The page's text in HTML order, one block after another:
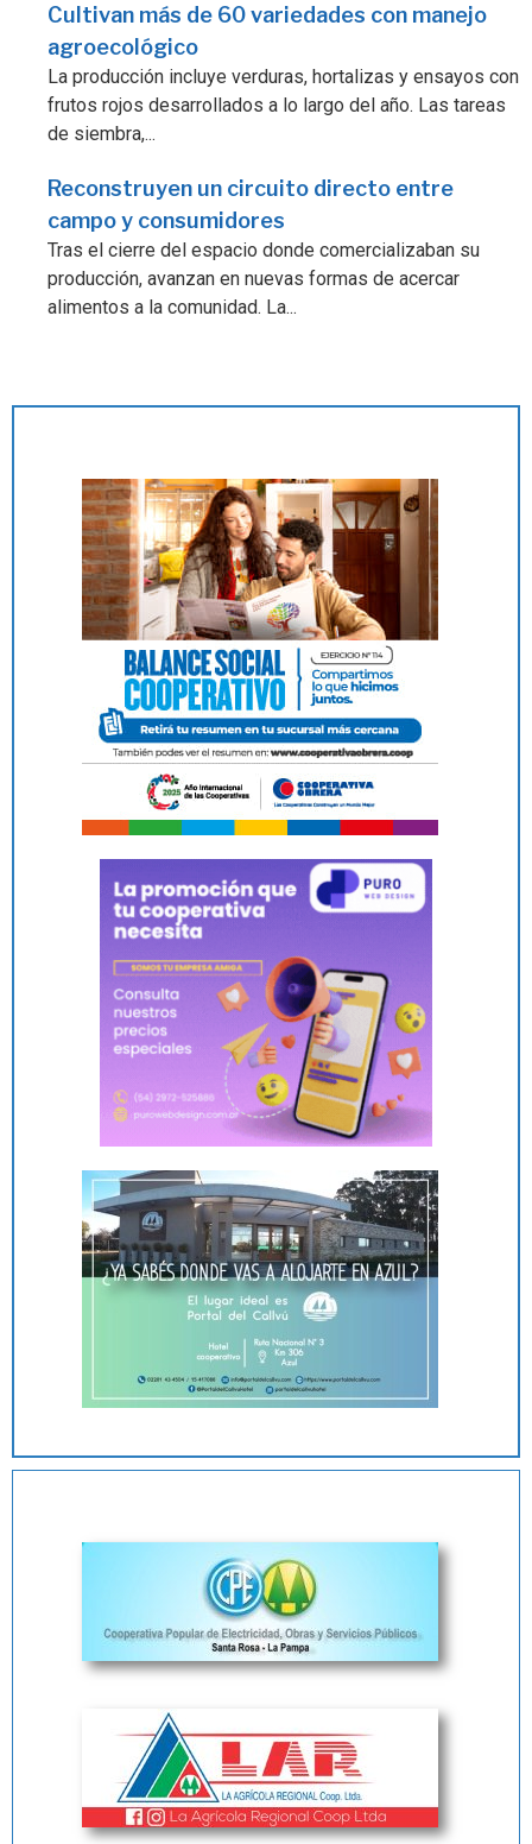
Cultivan más de 60 variedades con manejo
agroecológico
La producción incluye verduras, hortalizas y ensayos con
frutos rojos desarrollados a lo largo del año. Las tareas
de siembra,...
Reconstruyen un circuito directo entre
campo y consumidores
Tras el cierre del espacio donde comercializaban su
producción, avanzan en nuevas formas de acercar
alimentos a la comunidad. La...